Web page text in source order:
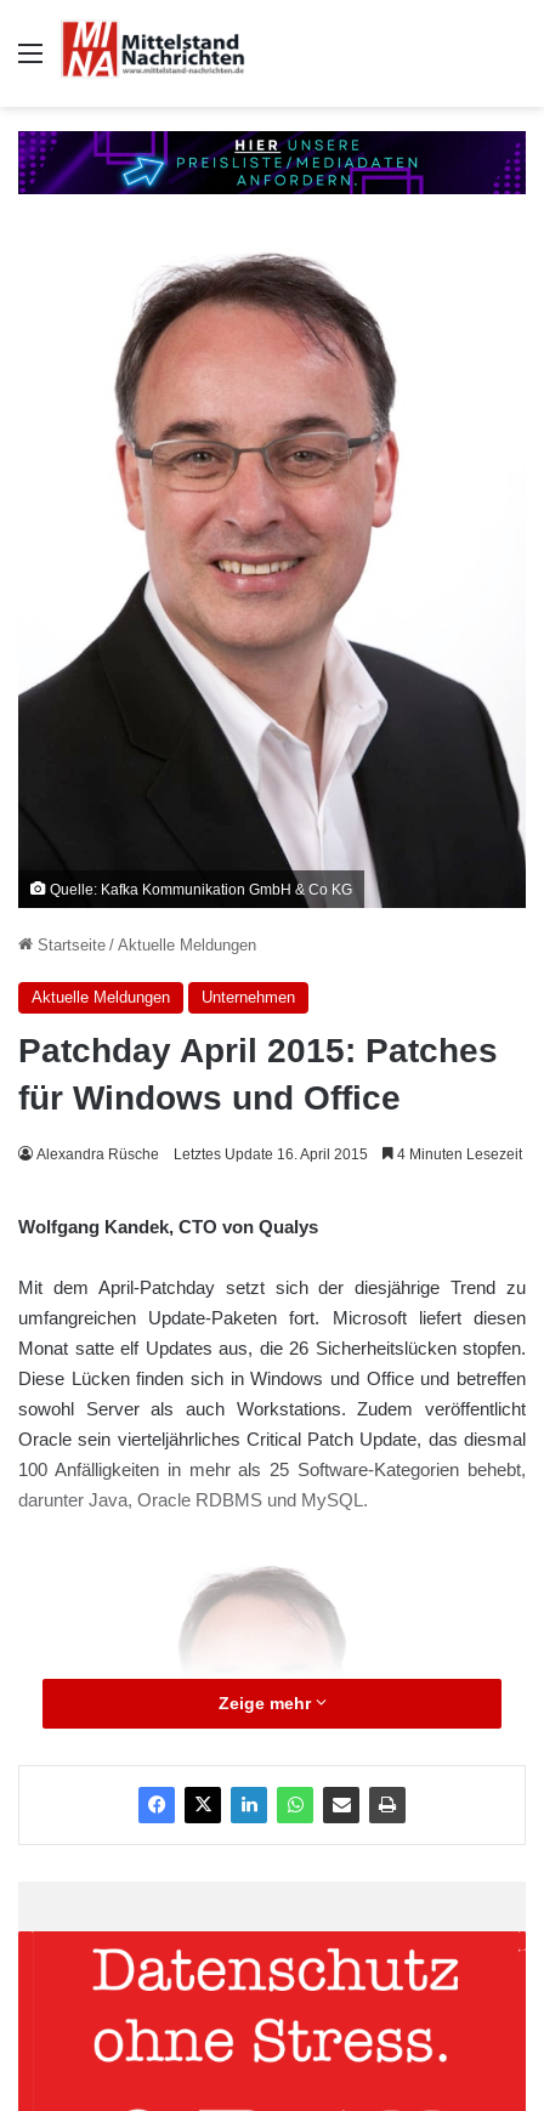
Auswahl
Quelle: Kafka Kommunikation GmbH & Co KG
Startseite / Aktuelle Meldungen
Aktuelle Meldungen Unternehmen
Patchday April 2015: Patches
für Windows und Office
Alexandra Rüsche Letztes Update 16. April 2015 4 Minuten Lesezeit
Wolfgang Kandek, CTO von Qualys
Mit dem April-Patchday setzt sich der diesjährige Trend zu
umfangreichen Update-Paketen fort. Microsoft liefert diesen
Monat satte elf Updates aus, die 26 Sicherheitslücken stopfen.
Diese Lücken finden sich in Windows und Office und betreffen
sowohl Server als auch Workstations. Zudem veröffentlicht
Oracle sein vierteljährliches Critical Patch Update, das diesmal
100 Anfälligkeiten in mehr als 25 Software-Kategorien behebt,
darunter Java, Oracle RDBMS und MySQL.
KG
Zeige mehr